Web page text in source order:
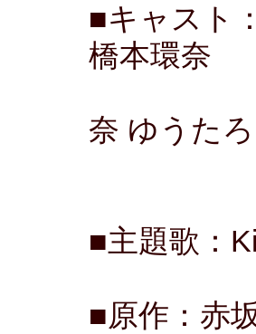
■キャスト
橋本環奈
奈 ゆうた
■主題歌：
■原作：赤